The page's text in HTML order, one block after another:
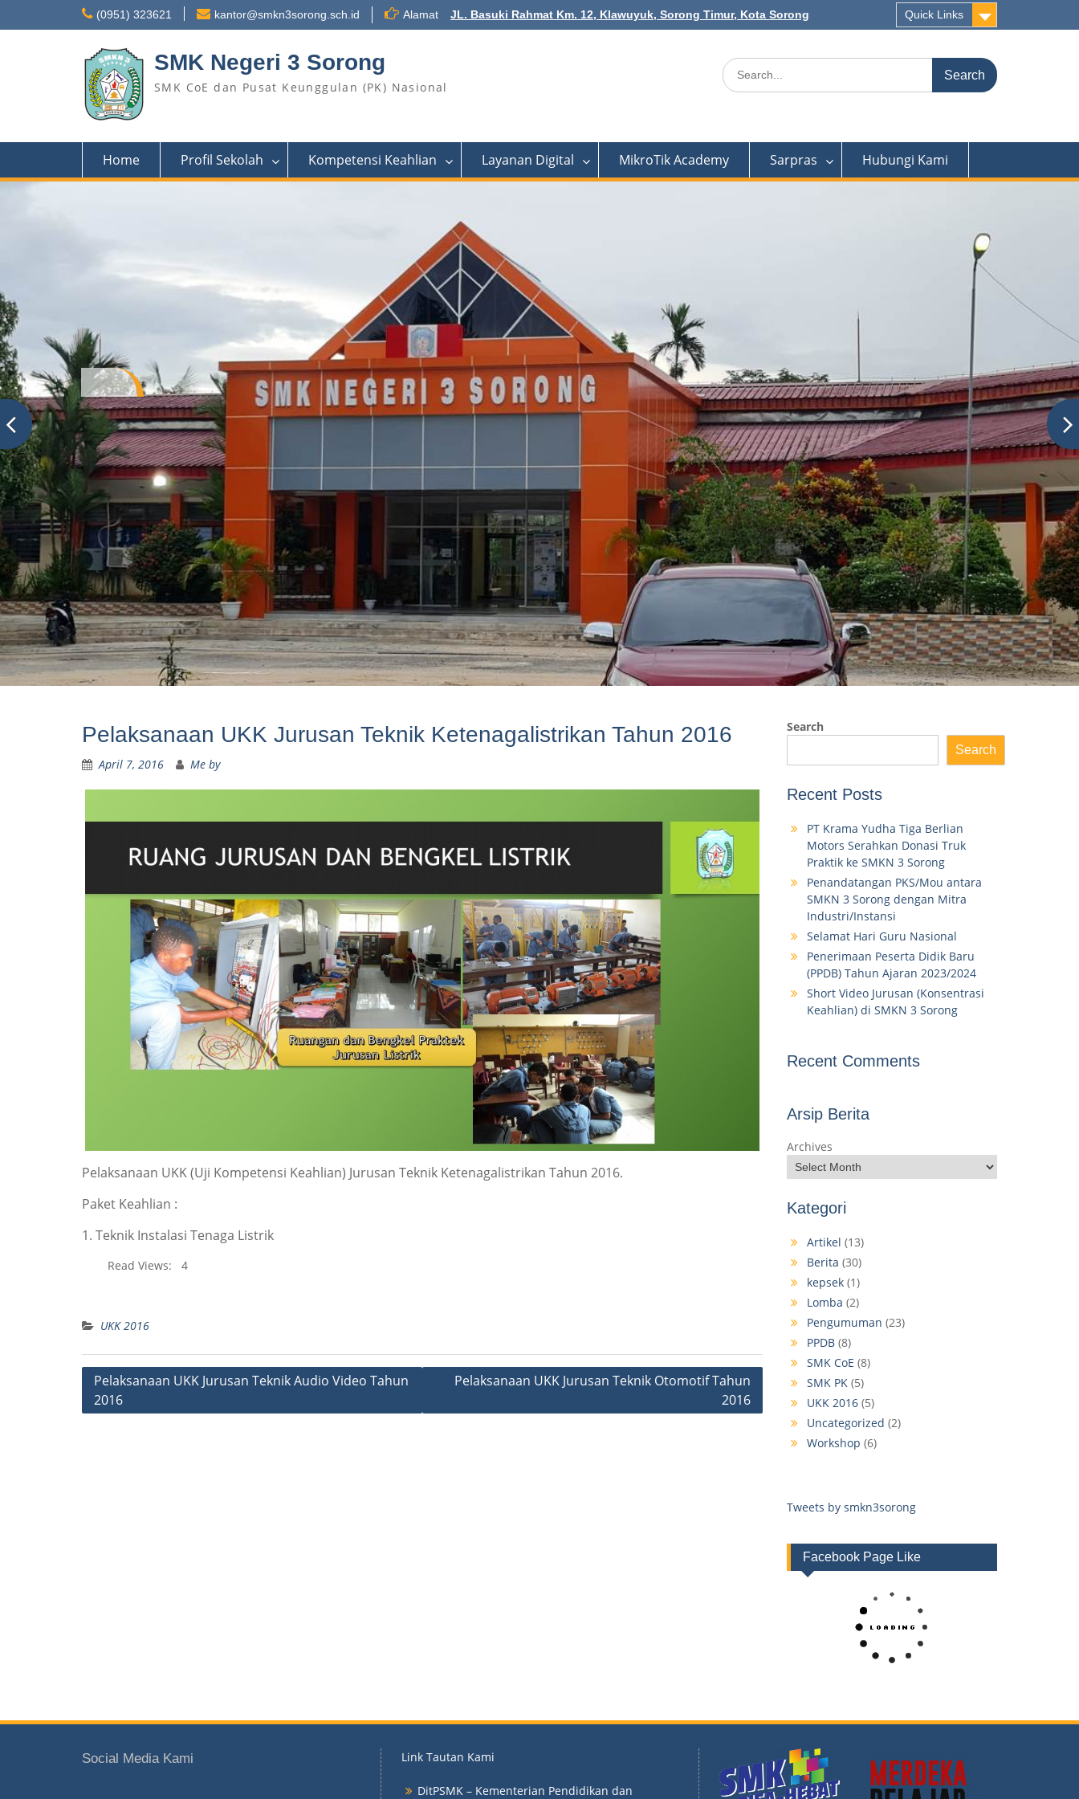
(0951) 323621 kantor@smkn3sorong.sch.id Alamat JL. Basuki Rahmat Km. 12, Klawuyuk, Sorong Timur, Kota Sorong Quick Links
SMK Negeri 3 Sorong
SMK CoE dan Pusat Keunggulan (PK) Nasional
Search
for:
Home Profil Sekolah Kompetensi Keahlian Layanan Digital MikroTik Academy Sarpras Hubungi Kami
Pelaksanaan UKK Jurusan Teknik Ketenagalistrikan Tahun 2016
April 7, 2016 Me by
Pelaksanaan UKK (Uji Kompetensi Keahlian) Jurusan Teknik Ketenagalistrikan Tahun 2016.
Paket Keahlian :
1. Teknik Instalasi Tenaga Listrik
Read Views: 4
UKK 2016
Post
navigation
Pelaksanaan UKK Jurusan Teknik Audio Video Tahun
2016
Pelaksanaan UKK Jurusan Teknik Otomotif Tahun
2016
Search
Search
Recent Posts
PT Krama Yudha Tiga Berlian
Motors Serahkan Donasi Truk
Praktik ke SMKN 3 Sorong
Penandatangan PKS/Mou antara
SMKN 3 Sorong dengan Mitra
Industri/Instansi
Selamat Hari Guru Nasional
Penerimaan Peserta Didik Baru
(PPDB) Tahun Ajaran 2023/2024
Short Video Jurusan (Konsentrasi
Keahlian) di SMKN 3 Sorong
Recent Comments
Arsip Berita
Archives
Kategori
Artikel (13)
Berita (30)
kepsek(1)
Lomba (2)
Pengumuman (23)
PPDB(8)
SMK CoE (8)
SMK PK(5)
UKK 2016(5)
Uncategorized (2)
Workshop (6)
Tweets by smkn3sorong
Facebook Page Like
Social Media Kami Link Tautan Kami
DitPSMK – Kementerian Pendidikan dan